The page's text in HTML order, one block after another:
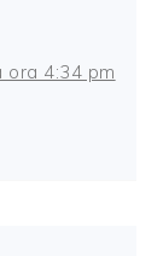
ora 4:34 pm